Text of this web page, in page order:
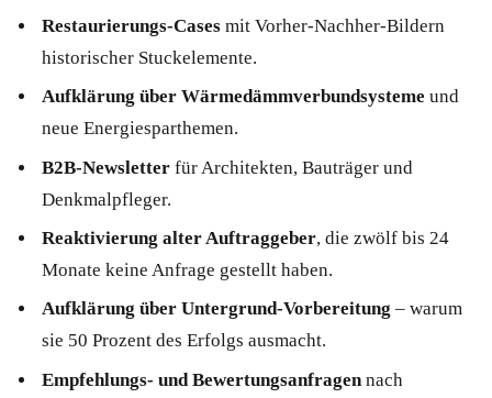
Restaurierungs-Casesmit Vorher-Nachher-Bildern
historischer Stuckelemente.
Aufklärung über Wärmedämmverbundsysteme und
neue Energiesparthemen.
B2B-Newsletterfür Architekten, Bauträger und
Denkmalpfleger.
Reaktivierung alter Auftraggeber, die zwölf bis 24
Monate keine Anfrage gestellt haben.
Aufklärung über Untergrund-Vorbereitung – warum
sie 50 Prozent des Erfolgs ausmacht.
Empfehlungs- und Bewertungsanfragennach